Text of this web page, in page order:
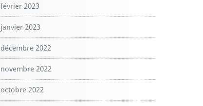
février 2023
janvier 2023
décembre 2022
novembre 2022
octobre 2022